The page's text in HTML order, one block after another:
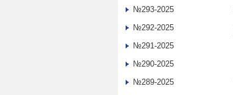
№293-2025
№292-2025
№291-2025
№290-2025
№289-2025